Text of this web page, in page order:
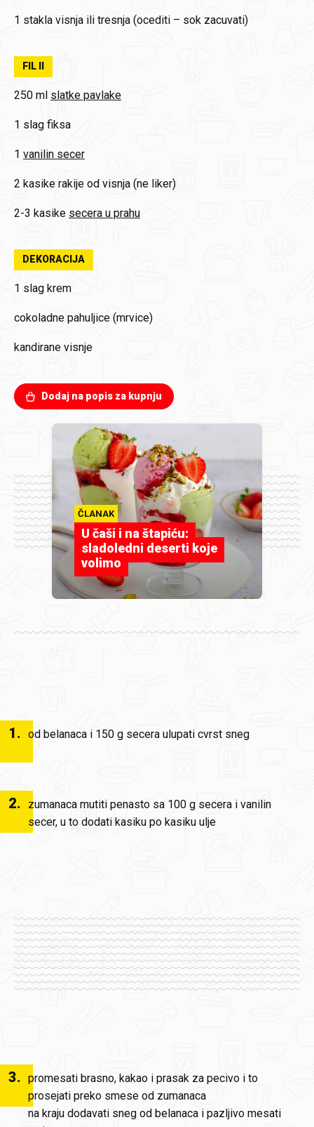
1 stakla visnja ili tresnja (ocediti – sok zacuvati)
FIL II
250 ml slatke pavlake
1 slag fiksa
1 vanilin secer
2 kasike rakije od visnja (ne liker)
2-3 kasike secera u prahu
DEKORACIJA
1 slag krem
cokoladne pahuljice (mrvice)
kandirane visnje
Dodaj na popis za kupnju
ČLANAK
U čaši i na štapiću:
sladoledni deserti koje
volimo
1. od belanaca i 150 g secera ulupati cvrst sneg
2.
zumanaca mutiti penasto sa 100 g secera i vanilin
secer, u to dodati kasiku po kasiku ulje
3. promesati brasno, kakao i prasak za pecivo i to
prosejati preko smese od zumanaca
na kraju dodavati sneg od belanaca i pazljivo mesati